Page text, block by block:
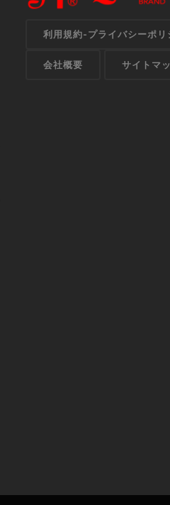
利用規約-プライバシーポ
会社概要 サイトマ